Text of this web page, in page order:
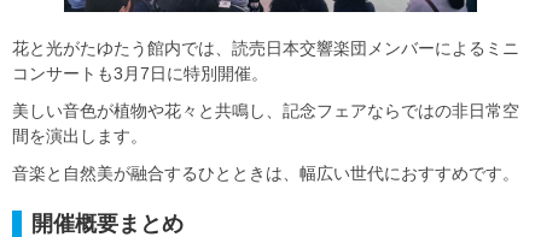
花と光がたゆたう館内では、読売日本交響楽団メンバーによるミニ
コンサートも3月7日に特別開催。
美しい音色が植物や花々と共鳴し、記念フェアならではの非日常空
間を演出します。
音楽と自然美が融合するひとときは、幅広い世代におすすめです。
開催概要まとめ